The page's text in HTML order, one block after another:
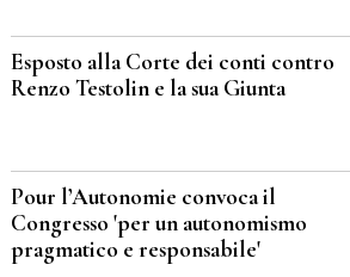
Esposto alla Corte dei conti contro
Renzo Testolin e la sua Giunta
Pour l’Autonomie convoca il
Congresso 'per un autonomismo
pragmatico e responsabile'